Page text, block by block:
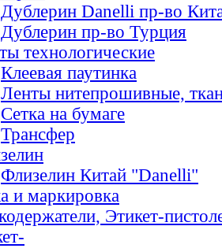
Дублерин Danelli пр-во
Дублерин пр-во Турция
технологические
Клеевая паутинка
Ленты нитепрошивные,
Сетка на бумаге
Трансфер
Флизелин Китай "Danelli"
и маркировка
Этикет-